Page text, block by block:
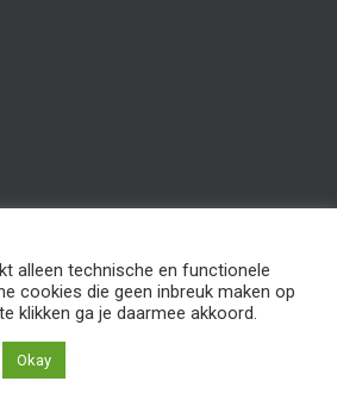
– 23927706of mail ons
alleen technische en functionele
cookies die geen inbreuk maken op
klikken ga je daarmee akkoord.
Okay